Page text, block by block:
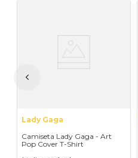
Lady Gaga
Camiseta Lady Gaga - Art
Pop Cover T-Shirt